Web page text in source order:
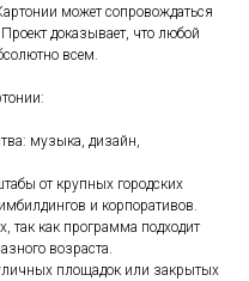
может сопровождаться
доказывает, что любой
всем.
музыка, дизайн,
от крупных городских
и корпоративов.
так как программа подходит
возраста.
площадок или закрытых